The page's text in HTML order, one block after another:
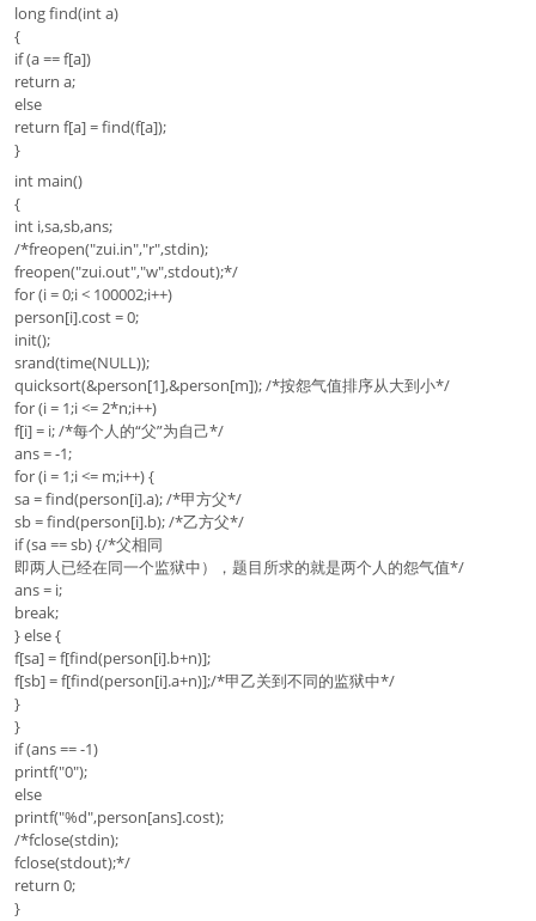
long find(int a)
{
if (a == f[a])
return a;
else
return f[a] = find(f[a]);
}
int main()
{
int i,sa,sb,ans;
/*freopen("zui.in","r",stdin);
freopen("zui.out","w",stdout);*/
for (i = 0;i < 100002;i++)
person[i].cost = 0;
init();
srand(time(NULL));
quicksort(&person[1],&person[m]); /*按怨气值排序从大到小*/
for (i = 1;i <= 2*n;i++)
f[i] = i; /*每个人的“父”为自己*/
ans = -1;
for (i = 1;i <= m;i++) {
sa = find(person[i].a); /*甲方父*/
sb = find(person[i].b); /*乙方父*/
if (sa == sb) {/*父相同
即两人已经在同一个监狱中），题目所求的就是两个人的怨气值*/
ans = i;
break;
} else {
f[sa] = f[find(person[i].b+n)];
f[sb] = f[find(person[i].a+n)];/*甲乙关到不同的监狱中*/
}
}
if (ans == -1)
printf("0");
else
printf("%d",person[ans].cost);
/*fclose(stdin);
fclose(stdout);*/
return 0;
}